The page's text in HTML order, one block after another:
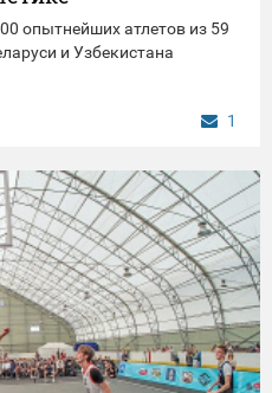
опытнейших атлетов из 59
и Узбекистана
1